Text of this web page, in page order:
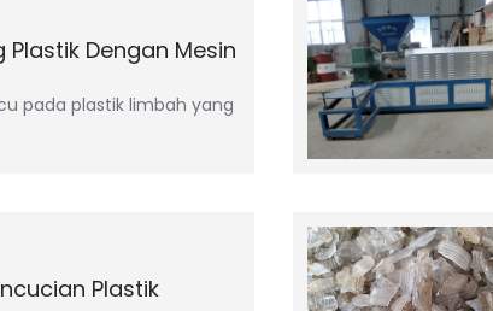
Dengan Mesin
pada plastik limbah yang
Plastik